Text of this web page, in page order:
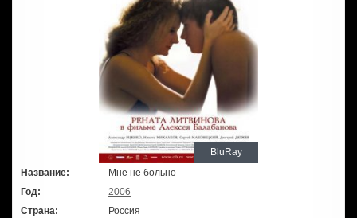
BluRay
Название:
Мне не больно
Год:
2006
Страна:
Россия